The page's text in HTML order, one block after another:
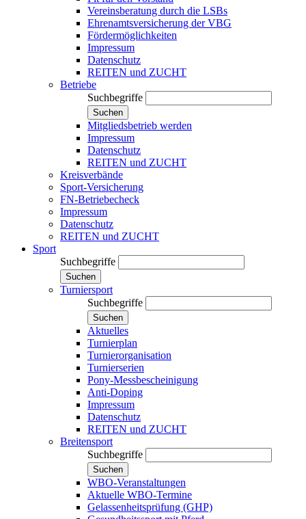
Vereinsberatung durch die LSBs
Ehrenamtsversicherung der VBG
Fördermöglichkeiten
Impressum
Datenschutz
REITEN und ZUCHT
Betriebe
Suchbegriffe
Suchen
Mitgliedsbetrieb werden
Impressum
Datenschutz
REITEN und ZUCHT
Kreisverbände
Sport-Versicherung
FN-Betriebecheck
Impressum
Datenschutz
REITEN und ZUCHT
Sport
Suchbegriffe
Suchen
Turniersport
Suchbegriffe
Suchen
Aktuelles
Turnierplan
Turnierorganisation
Turnierserien
Pony-Messbescheinigung
Anti-Doping
Impressum
Datenschutz
REITEN und ZUCHT
Breitensport
Suchbegriffe
Suchen
WBO-Veranstaltungen
Aktuelle WBO-Termine
Gelassenheitsprüfung (GHP)